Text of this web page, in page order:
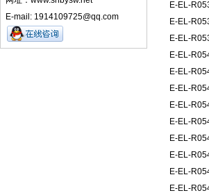
E-mail: 1914109725@qq.com
E-EL-
E-EL-
E-EL-
E-EL-
E-EL-
E-EL-
E-EL-
E-EL-
E-EL-
E-EL-
E-EL-
E-EL-